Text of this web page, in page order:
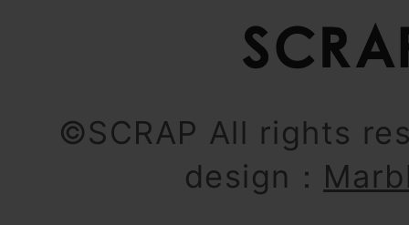
©SCRAP All rights
design：